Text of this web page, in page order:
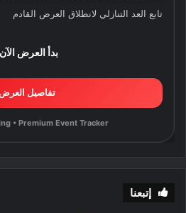
تابع العد التنازلي لانطلاق العرض القادم
بدأ العرض
تفاصيل العرض
• Premium Event Tracker
إتبعنا